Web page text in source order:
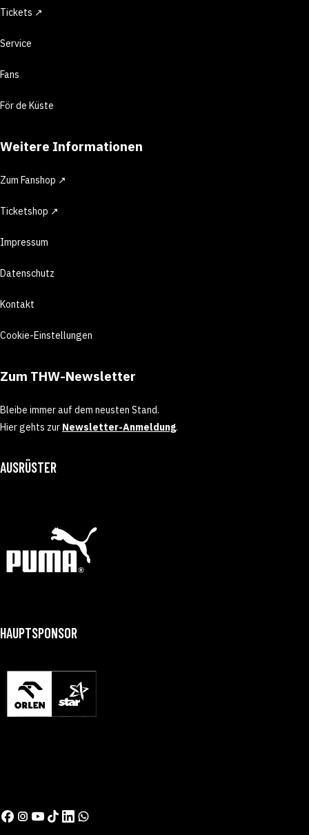
Tickets ↗
Service
Fans
För de Küste
Weitere Informationen
Zum Fanshop ↗
Ticketshop ↗
Impressum
Datenschutz
Kontakt
Cookie-Einstellungen
Zum THW-Newsletter
Bleibe immer auf dem neusten Stand.
Hier gehts zur Newsletter-Anmeldung.
AUSRÜSTER
HAUPTSPONSOR